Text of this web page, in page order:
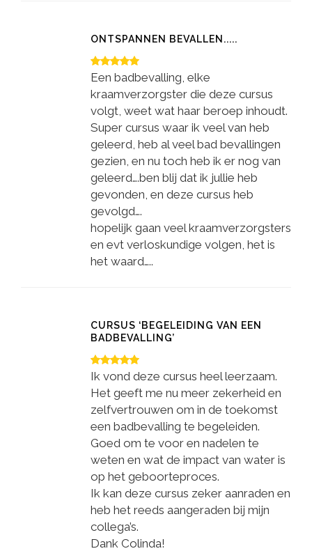
ONTSPANNEN BEVALLEN.....
Een badbevalling, elke
kraamverzorgster die deze cursus
volgt, weet wat haar beroep inhoudt.
Super cursus waar ik veel van heb
geleerd, heb al veel bad bevallingen
gezien, en nu toch heb ik er nog van
geleerd….ben blij dat ik jullie heb
gevonden, en deze cursus heb
gevolgd….
hopelijk gaan veel kraamverzorgsters
en evt verloskundige volgen, het is
het waard…..
CURSUS ‘BEGELEIDING VAN EEN
BADBEVALLING’
Ik vond deze cursus heel leerzaam.
Het geeft me nu meer zekerheid en
zelfvertrouwen om in de toekomst
een badbevalling te begeleiden.
Goed om te voor en nadelen te
weten en wat de impact van water is
op het geboorteproces.
Ik kan deze cursus zeker aanraden en
heb het reeds aangeraden bij mijn
collega’s.
Dank Colinda!